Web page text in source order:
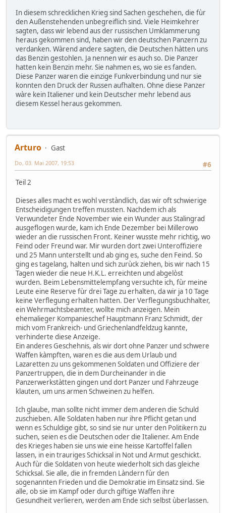
In diesem schrecklichen Krieg sind Sachen geschehen, die fùr
den Außenstehenden unbegreiflich sind. Viele Heimkehrer
sagten, dass wir lebend aus der russischen Umklammerung
heraus gekommen sind, haben wir den deutschen Panzern zu
verdanken. Wàrend andere sagten, die Deutschen hàtten uns
das Benzin gestohlen. Ja nennen wir es auch so. Die Panzer
hatten kein Benzin mehr. Sie nahmen es, wo sie es fanden.
Diese Panzer waren die einzige Funkverbindung und nur sie
konnten den Druck der Russen aufhalten. Ohne diese Panzer
wàre kein Italiener und kein Deutscher mehr lebend aus
diesem Kessel heraus gekommen.
Arturo
Gast
#6
Do, 03. Mai 2007, 19:53
Teil 2
Dieses alles macht es wohl verstàndlich, das wir oft schwierige
Entscheidigungen treffen mussten. Nachdem ich als
Verwundeter Ende November wie ein Wunder aus Stalingrad
ausgeflogen wurde, kam ich Ende Dezember bei Millerowo
wieder an die russischen Front. Keiner wusste mehr richtig, wo
Feind oder Freund war. Mir wurden dort zwei Unteroffiziere
und 25 Mann unterstellt und ab ging es, suche den Feind. So
ging es tagelang, halten und sich zurùck ziehen, bis wir nach 15
Tagen wieder die neue H.K.L. erreichten und abgelòst
wurden. Beim Lebensmittelempfang versuchte ich, fùr meine
Leute eine Reserve fùr drei Tage zu erhalten, da wir ja 10 Tage
keine Verflegung erhalten hatten. Der Verflegungsbuchhalter,
ein Wehrmachtsbeamter, wollte mich anzeigen. Mein
ehemalieger Kompanieschef Hauptmann Franz Schmidt, der
mich vom Frankreich- und Griechenlandfeldzug kannte,
verhinderte diese Anzeige.
Ein anderes Geschehnis, als wir dort ohne Panzer und schwere
Waffen kàmpften, waren es die aus dem Urlaub und
Lazaretten zu uns gekommenen Soldaten und Offiziere der
Panzertruppen, die in dem Durcheinander in die
Panzerwerkstàtten gingen und dort Panzer und Fahrzeuge
klauten, um uns armen Schweinen zu helfen.
Ich glaube, man sollte nicht immer dem anderen die Schuld
zuschieben. Alle Soldaten haben nur ihre Pflicht getan und
wenn es Schuldige gibt, so sind sie nur unter den Politikern zu
suchen, seien es die Deutschen oder die Italiener. Am Ende
des Krieges haben sie uns wie eine heisse Kartoffel fallen
lassen, in ein trauriges Schicksal in Not und Armut geschickt.
Auch fùr die Soldaten von heute wiederholt sich das gleiche
Schicksal. Sie alle, die in fremden Làndern fùr den
sogenannten Frieden und die Demokratie im Einsatz sind. Sie
alle, ob sie im Kampf oder durch giftige Waffen ihre
Gesundheit verlieren, werden am Ende sich selbst ùberlassen.